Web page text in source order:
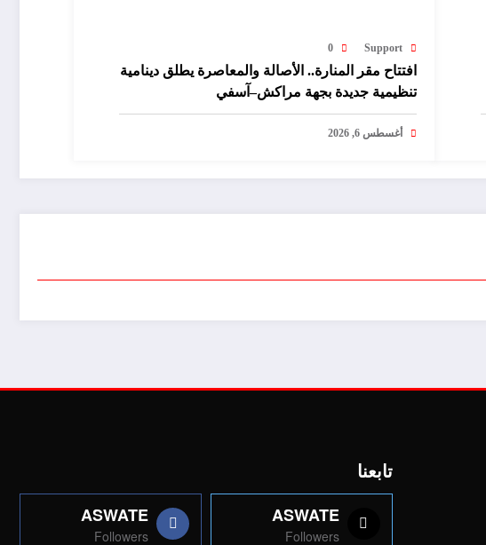
Support
0
افتتاح مقر المنارة.. الأصالة والمعاصرة يطلق دينامية
تنظيمية جديدة بجهة مراكش–آسفي
أغسطس 6, 2026
تابعنا
ASWATE
Followers
ASWATE
Followers